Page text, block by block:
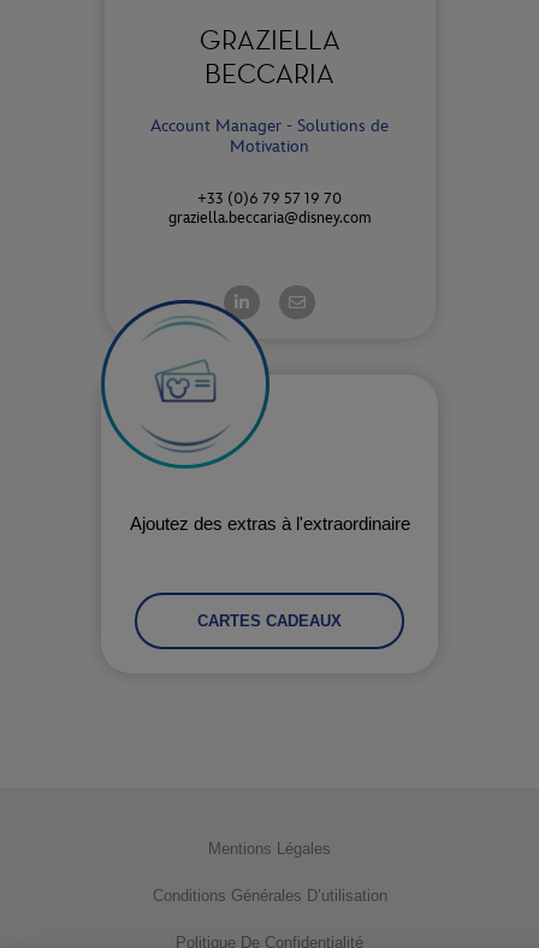
GRAZIELLA
BECCARIA
Account Manager - Solutions de
Motivation
+33 (0)6 79 57 19 70
graziella.beccaria@disney.com
Ajoutez des extras à l'extraordinaire
CARTES CADEAUX
Mentions Légales
Conditions Générales D’utilisation
Politique De Confidentialité